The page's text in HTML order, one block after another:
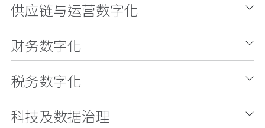
供应链与运营数字化
财务数字化
税务数字化
科技及数据治理